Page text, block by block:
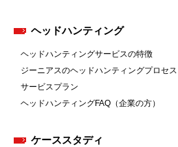
ヘッドハンティング
ヘッドハンティングサービスの特徴
ジーニアスのヘッドハンティングプロセス
サービスプラン
ヘッドハンティングFAQ（企業の方）
ケーススタディ